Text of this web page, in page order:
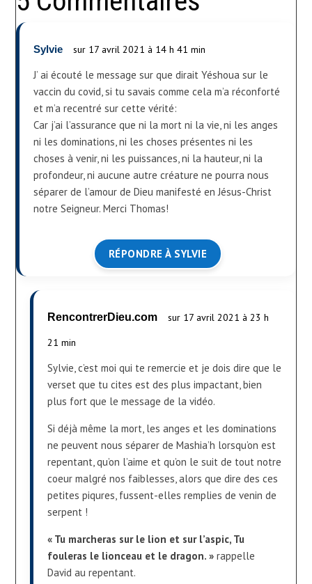
Sylvie sur 17 avril 2021 à 14 h 41 min
J’ ai écouté le message sur que dirait Yéshoua sur le
vaccin du covid, si tu savais comme cela m’a réconforté
et m’a recentré sur cette vérité:
Car j’ai l’assurance que ni la mort ni la vie, ni les anges
ni les dominations, ni les choses présentes ni les
choses à venir, ni les puissances, ni la hauteur, ni la
profondeur, ni aucune autre créature ne pourra nous
séparer de l’amour de Dieu manifesté en Jésus-Christ
notre Seigneur. Merci Thomas!
RÉPONDRE À SYLVIE
RencontrerDieu.com
sur 17 avril 2021 à 23 h
21 min
Sylvie, c’est moi qui te remercie et je dois dire que le
verset que tu cites est des plus impactant, bien
plus fort que le message de la vidéo.
Si déjà même la mort, les anges et les dominations
ne peuvent nous séparer de Mashia’h lorsqu’on est
repentant, qu’on l’aime et qu’on le suit de tout notre
coeur malgré nos faiblesses, alors que dire des ces
petites piqures, fussent-elles remplies de venin de
serpent !
« Tu marcheras sur le lion et sur l’aspic, Tu
fouleras le lionceau et le dragon. » rappelle
David au repentant.